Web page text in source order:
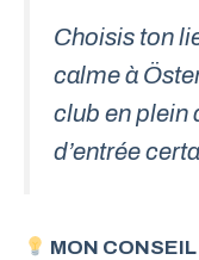
Choisis ton
calme à
club en plein
d’entrée
MON CONSEIL